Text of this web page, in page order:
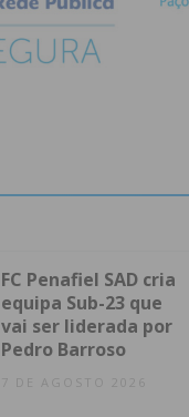
FC Penafiel SAD cria
equipa Sub-23 que
vai ser liderada por
Pedro Barroso
7 DE AGOSTO 2026